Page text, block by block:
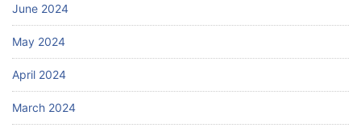
June 2024
May 2024
April 2024
March 2024